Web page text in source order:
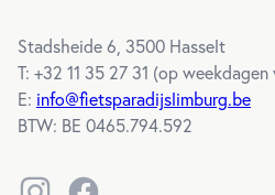
Stadsheide 6, 3500 Hasselt
T: +32 11 35 27 31 (op weekdagen
E: info@fietsparadijslimburg.be
BTW: BE 0465.794.592
InstagramFacebook